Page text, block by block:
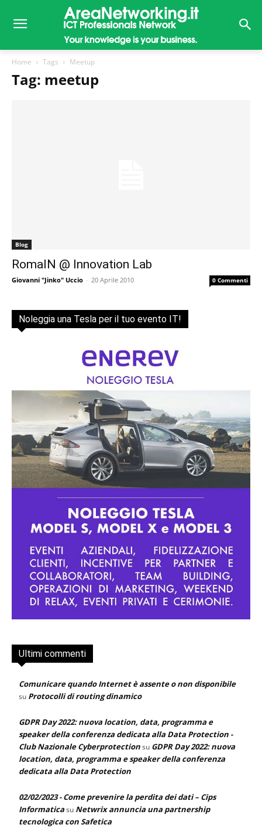
Home Tags Meetup
Tag: meetup
Blog
RomaIN @ Innovation Lab
Giovanni "Jinko" Uccio - 20 Aprile 2010 0 Commenti
Noleggia una Tesla per il tuo evento IT!
Ultimi commenti
Comunicare quando Internet è assente o non disponibile
su Protocolli di routing dinamico
GDPR Day 2022: nuova location, data, programma e
speaker della conferenza dedicata alla Data Protection -
Club Nazionale Cyberprotectionsu GDPR Day 2022: nuova
location, data, programma e speaker della conferenza
dedicata alla Data Protection
02/02/2023 - Come prevenire la perdita dei dati – Cips
Informaticasu Netwrix annuncia una partnership
tecnologica con Safetica